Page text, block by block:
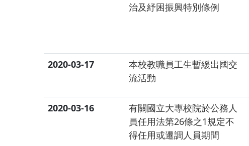
治及紓困振興特別條例
2020-03-17
本校教職員工生暫緩出國交
流活動
2020-03-16
有關國立大專校院於公務人
員任用法第26條之1規定不
得任用或遷調人員期間